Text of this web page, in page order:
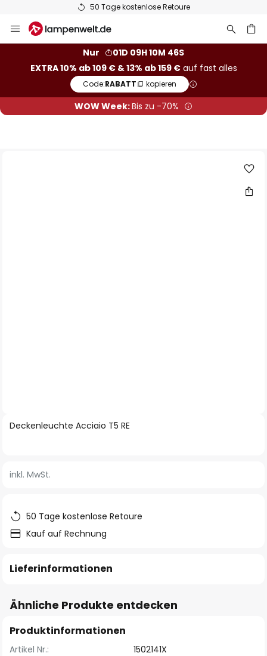
50 Tage kostenlose Retoure
Inhalt
Nur
01D 09H 10M 45S
EXTRA 10% ab 109 € & 13% ab 159 €auf fast alles
Code:RABATT kopieren
WOW Week:Bis zu -70%
Zum
springen
Deckenleuchte Acciaio T5 RE
inkl. MwSt.
50 Tage kostenlose Retoure
Kauf auf Rechnung
Lieferinformationen
Ähnliche Produkte entdecken
Produktinformationen
Artikel Nr.: 1502141X